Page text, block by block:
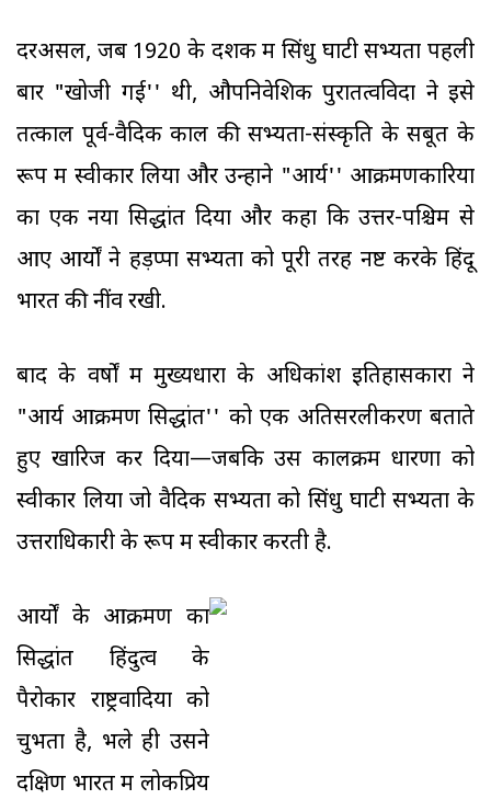
दरअसल, जब 1920 के दशक में सिंधु घाटी सभ्यता पहली
बार "खोजी गई'' थी, औपनिवेशिक पुरातत्वविदों ने इसे
तत्काल पूर्व-वैदिक काल की सभ्यता-संस्कृति के सबूत के
रूप में स्वीकार लिया और उन्होंने "आर्य'' आक्रमणकारियों
का एक नया सिद्धांत दिया और कहा कि उत्तर-पश्चिम से
आए आर्यों ने हड़प्पा सभ्यता को पूरी तरह नष्ट करके हिंदू
भारत की नींव रखी.
बाद के वर्षों में मुख्यधारा के अधिकांश इतिहासकारों ने
"आर्य आक्रमण सिद्धांत'' को एक अतिसरलीकरण बताते
हुए खारिज कर दिया—जबकि उस कालक्रम धारणा को
स्वीकार लिया जो वैदिक सभ्यता को सिंधु घाटी सभ्यता के
उत्तराधिकारी के रूप में स्वीकार करती है.
आर्यों के आक्रमण का
सिद्धांत हिंदुत्व के
पैरोकार राष्ट्रवादियों को
चुभता है, भले ही उसने
दक्षिण भारत में लोकप्रिय